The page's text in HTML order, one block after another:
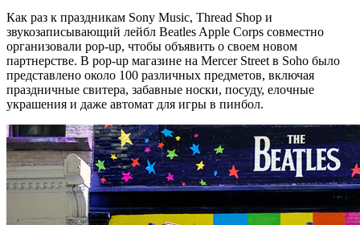
Как раз к праздникам Sony Music, Thread Shop и
звукозаписывающий лейбл Beatles Apple Corps совместно
организовали pop-up, чтобы объявить о своем новом
партнерстве. В pop-up магазине на Mercer Street в Soho было
представлено около 100 различных предметов, включая
праздничные свитера, забавные носки, посуду, елочные
украшения и даже автомат для игры в пинбол.